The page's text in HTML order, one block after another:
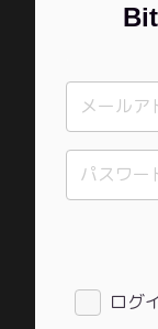
ログ